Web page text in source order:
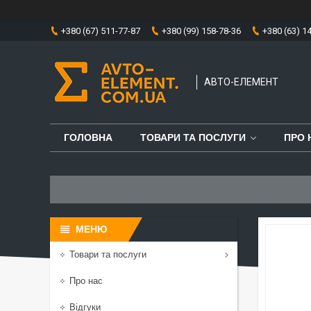
+380 (67) 511-77-87 +380 (99) 158-78-36 +380 (63)
АВТО-ЕЛЕМЕНТ
ГОЛОВНА ТОВАРИ ТА ПОСЛУГИ ПРО
Товари та послуги
Про нас
Відгуки